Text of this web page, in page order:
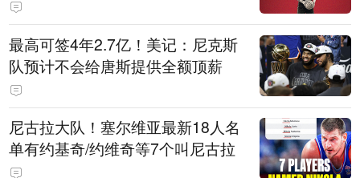
最高可签4年2.7亿！美记：尼克斯
队预计不会给唐斯提供全额顶薪
尼古拉大队！塞尔维亚最新18人名
单有约基奇/约维奇等7个叫尼古拉